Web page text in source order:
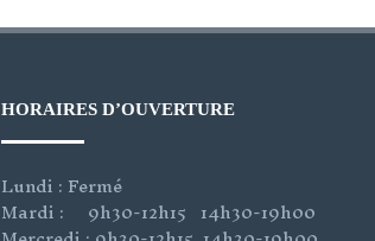
HORAIRES D’OUVERTURE
Lundi : Fermé
Mardi : 9h30-12h15 14h30-19h00